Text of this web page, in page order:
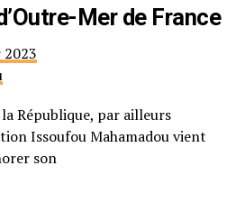
Mer de France
République, par ailleurs
Issoufou Mahamadou vient
son